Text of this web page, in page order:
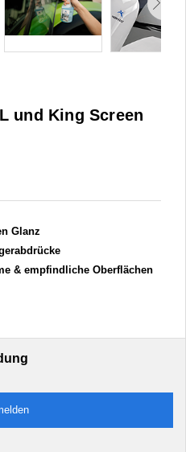
und King Screen
Glanz
& empfindliche Oberflächen